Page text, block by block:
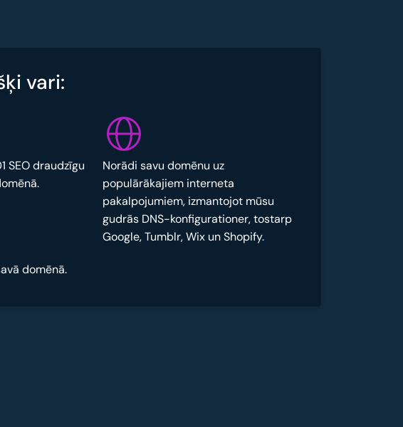
vari:
SEO draudzīgu
domēnā.
Norādi savu domēnu uz
populārākajiem interneta
pakalpojumiem, izmantojot mūsu
gudrās DNS-konfigurationer, tostarp
Google, Tumblr, Wix un Shopify.